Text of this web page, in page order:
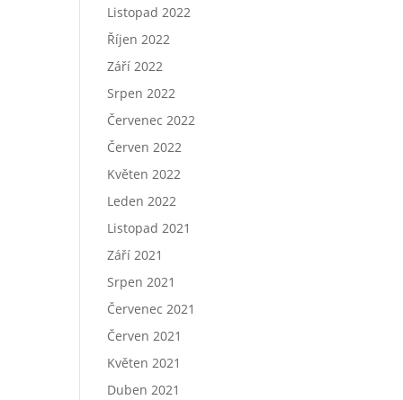
Listopad 2022
Říjen 2022
Září 2022
Srpen 2022
Červenec 2022
Červen 2022
Květen 2022
Leden 2022
Listopad 2021
Září 2021
Srpen 2021
Červenec 2021
Červen 2021
Květen 2021
Duben 2021